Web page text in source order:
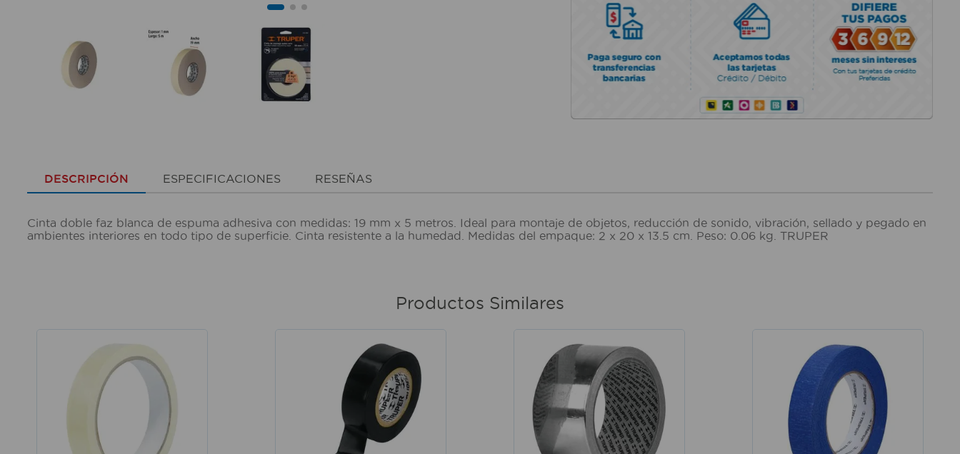
DESCRIPCIÓN ESPECIFICACIONES RESEÑAS
Cinta doble faz blanca de espuma adhesiva con medidas: 19 mm x 5 metros. Ideal para montaje de objetos, reducción de sonido, vibración, sellado y pegado en
ambientes interiores en todo tipo de superficie. Cinta resistente a la humedad. Medidas del empaque: 2 x 20 x 13.5 cm. Peso: 0.06 kg. TRUPER
Productos Similares